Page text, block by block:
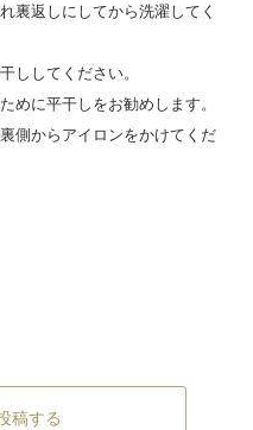
裏返しにしてから洗濯してく
ししてください。
めに平干しをお勧めします。
側からアイロンをかけてくだ
稿する